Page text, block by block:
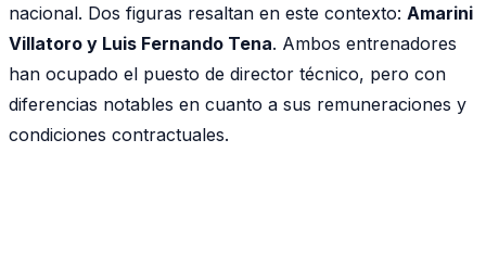
nacional. Dos figuras resaltan en este contexto: Amarini
Villatoro y Luis Fernando Tena. Ambos entrenadores
han ocupado el puesto de director técnico, pero con
diferencias notables en cuanto a sus remuneraciones y
condiciones contractuales.